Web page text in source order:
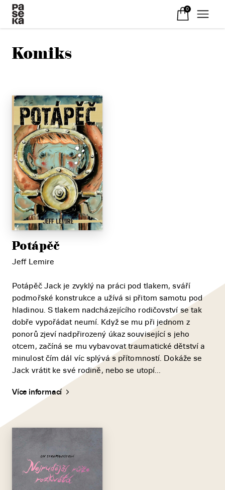
0
Komiks
Potápěč
Jeff Lemire
Potápěč Jack je zvyklý na práci pod tlakem, sváří
podmořské konstrukce a užívá si přitom samotu pod
hladinou. S tlakem nadcházejícího rodičovství se tak
dobře vypořádat neumí. Když se mu při jednom z
ponorů zjeví nadpřirozený úkaz související s jeho
otcem, začíná se mu vybavovat traumatické dětství a
minulost čím dál víc splývá s přítomností. Dokáže se
Jack vrátit ke své rodině, nebo se utopí...
Více informací